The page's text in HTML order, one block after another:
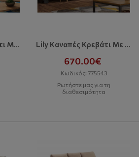
Bella Kαναπές Κρεβάτι Με Αποθηκευτικό Χώρο Lily Kαναπές Κρεβάτι Με Αποθηκευτικό Χώρο
670.00€
Κωδικός: 775543
Ρωτήστε μας για τη
διαθεσιμότητα